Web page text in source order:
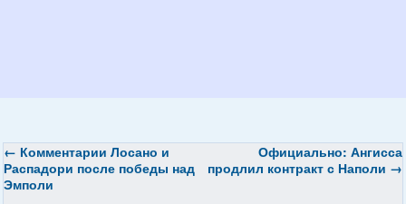
← Комментарии Лосано и
Распадори после победы над
Эмполи
Официально: Ангисса
продлил контракт с Наполи →